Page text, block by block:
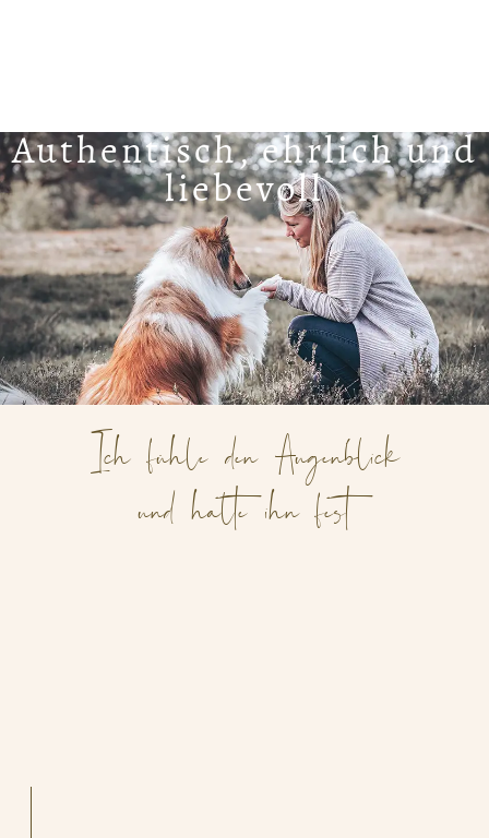
Authentisch, ehrlich und
liebevoll
Ich fühle den Augenblick
und halte ihn fest